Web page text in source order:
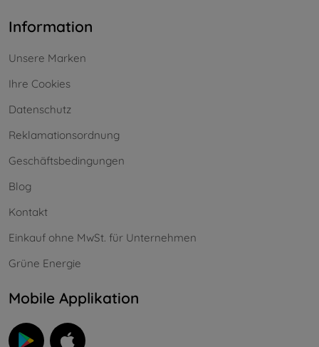
Information
Unsere Marken
Ihre Cookies
Datenschutz
Reklamationsordnung
Geschäftsbedingungen
Blog
Kontakt
Einkauf ohne MwSt. für Unternehmen
Grüne Energie
Mobile Applikation